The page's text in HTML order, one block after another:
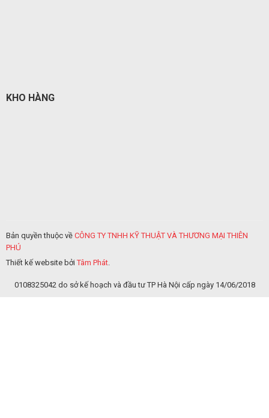
KHO HÀNG
Bản quyền thuộc về CÔNG TY TNHH KỸ THUẬT VÀ THƯƠNG MẠI THIÊN
PHÚ
Thiết kế website bởiTâm Phát.
0108325042 do sở kế hoạch và đầu tư TP Hà Nội cấp ngày 14/06/2018